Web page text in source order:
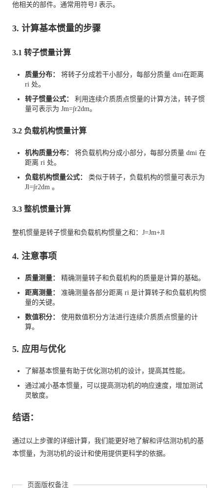
他相关的部件。通常用符号J 表示。
3. 计算基本惯量的步骤
3.1 转子惯量计算
质量分布： 将转子分成若干小部分，每部分质量 dmi在距离
ri 处。
转子惯量公式：
利用连续介质质点惯量的计算方法，转子惯
量可表示为 Jm=∫r2dm。
3.2 负载机构惯量计算
机构质量分布： 将负载机构分成小部分，每部分质量 dmi 在
距离 ri 处。
负载机构惯量公式：
类似于转子，负载机构的惯量可表示为
Jl=∫r2dm 。
3.3 整机惯量计算
整机惯量是转子惯量和负载机构惯量之和 ： J=Jm+Jl
4. 注意事项
质量测量：
精确测量转子和负载机构的质量是计算的基础。
距离测量：
准确测量各部分距离 ri 是计算转子和负载机构惯
量的关键。
数值积分：
使用数值积分方法进行连续介质质点惯量的计
算。
5. 应用与优化
了解基本惯量有助于优化测功机的设计，提高其性能。
通过减小基本惯量，可以提高测功机的响应速度，增加测试
灵敏度。
结语：
通过以上步骤的详细计算，我们能更好地了解和评估测功机的基
本惯量，为测功机的设计和使用提供更科学的依据。
页面版权备注